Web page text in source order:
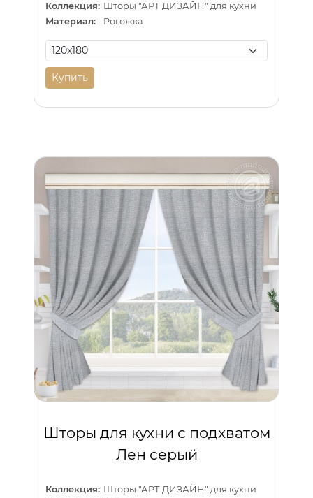
Коллекция: Шторы "АРТ ДИЗАЙН" для кухни
Материал:
Рогожка
Купить
Шторы для кухни с подхватом
Лен серый
Коллекция: Шторы "АРТ ДИЗАЙН" для кухни